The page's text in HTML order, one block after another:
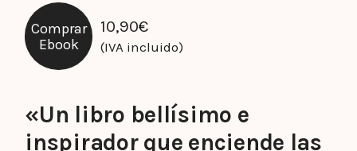
Comprar
Ebook
10,90€
(IVA incluido)
«Un libro bellísimo e
inspirador que enciende las